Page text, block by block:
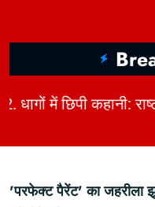
|
'परफेक्ट पैरेंट' का